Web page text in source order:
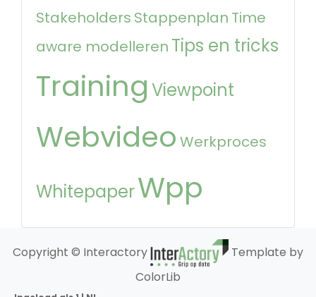
Stakeholders Stappenplan Time
aware modelleren Tips en tricks
Training Viewpoint
Webvideo Werkproces
WhitepaperWpp
Copyright © Interactory
Template by
ColorLib